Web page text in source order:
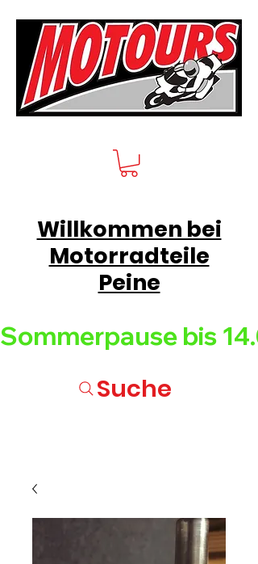
Sommerpause bis
Willkommen bei
Motorradteile
Peine
Suche